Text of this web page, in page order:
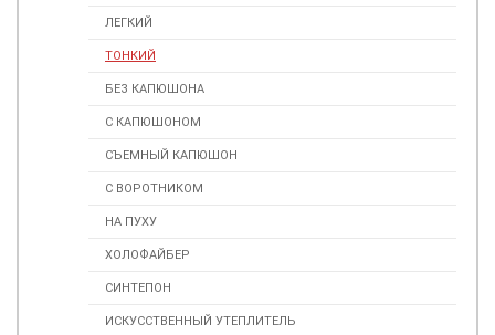
ЛЕГКИЙ
ТОНКИЙ
БЕЗ КАПЮШОНА
С КАПЮШОНОМ
СЪЕМНЫЙ КАПЮШОН
С ВОРОТНИКОМ
НА ПУХУ
ХОЛОФАЙБЕР
СИНТЕПОН
ИСКУССТВЕННЫЙ УТЕПЛИТЕЛЬ